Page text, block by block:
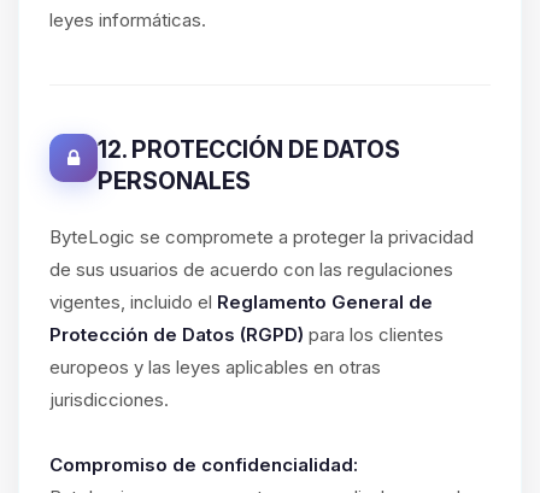
leyes informáticas.
12. PROTECCIÓN DE DATOS
PERSONALES
ByteLogic se compromete a proteger la privacidad
de sus usuarios de acuerdo con las regulaciones
vigentes, incluido el Reglamento General de
Protección de Datos (RGPD) para los clientes
europeos y las leyes aplicables en otras
jurisdicciones.
Compromiso de confidencialidad: